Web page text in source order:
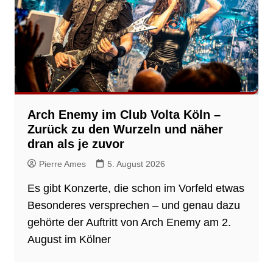
Arch Enemy im Club Volta Köln –
Zurück zu den Wurzeln und näher
dran als je zuvor
Pierre Ames 5. August 2026
Es gibt Konzerte, die schon im Vorfeld etwas
Besonderes versprechen – und genau dazu
gehörte der Auftritt von Arch Enemy am 2.
August im Kölner